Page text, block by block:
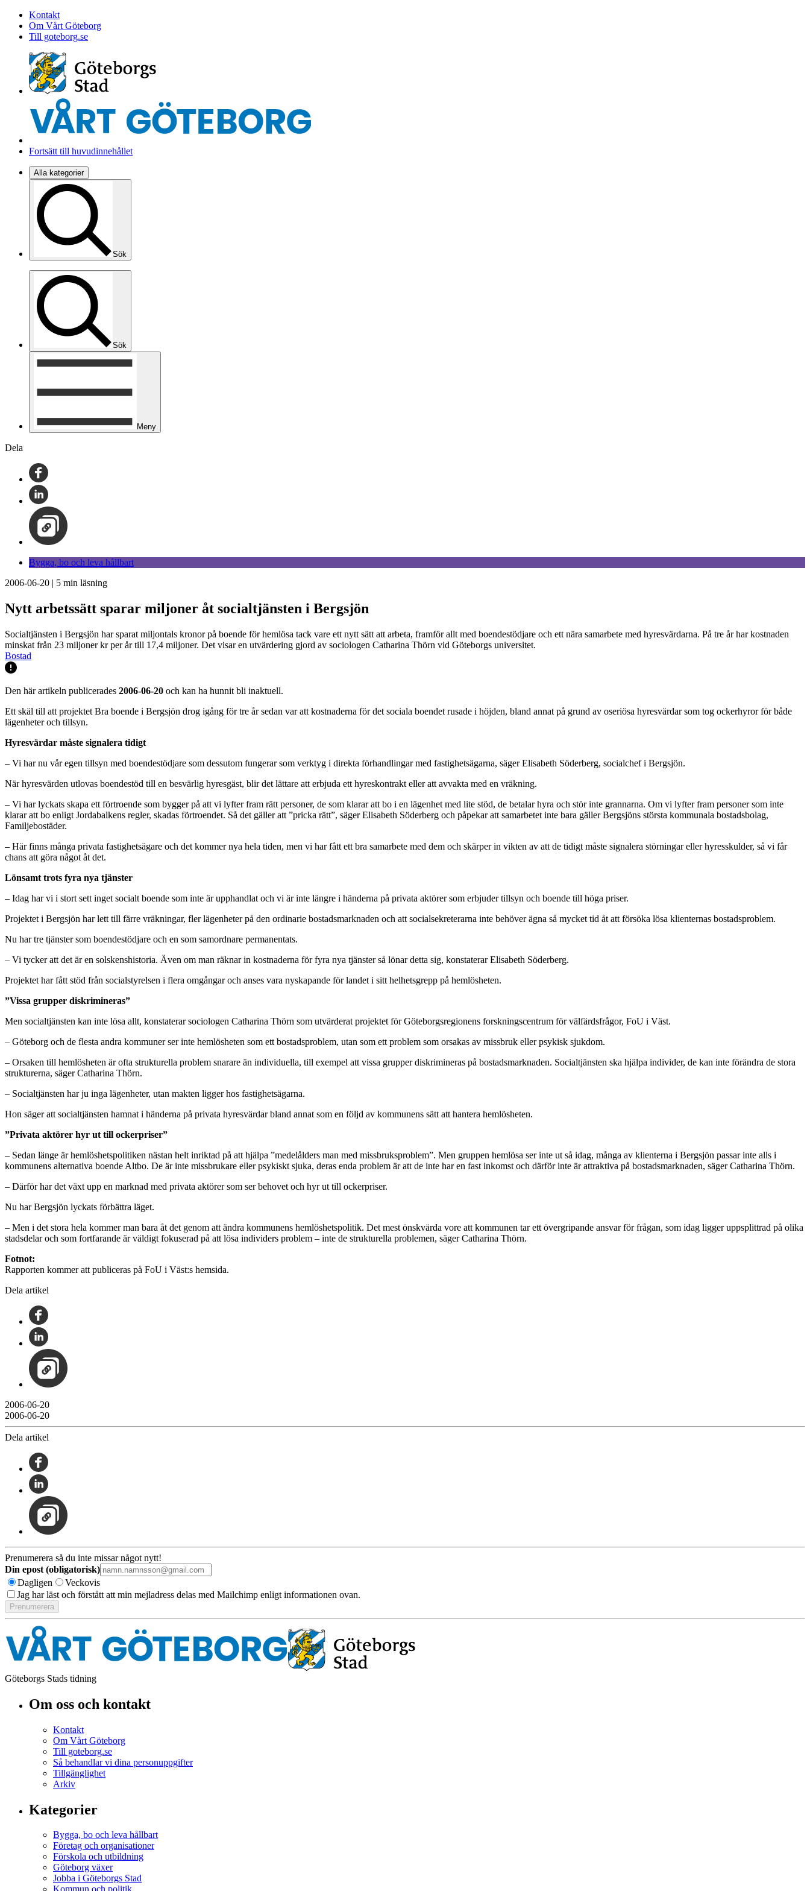
Kontakt
Om Vårt Göteborg
Till goteborg.se
Fortsätt till huvudinnehållet
Alla kategorier
Sök
Sök
Meny
Dela
Bygga, bo och leva hållbart
2006-06-20 | 5 min läsning
Nytt arbetssätt sparar miljoner åt socialtjänsten i Bergsjön
Socialtjänsten i Bergsjön har sparat miljontals kronor på boende för hemlösa tack vare ett nytt sätt att arbeta, framför allt med boendestödjare och ett nära samarbete med hyresvärdarna. På tre år har kostnaden
minskat från 23 miljoner kr per år till 17,4 miljoner. Det visar en utvärdering gjord av sociologen Catharina Thörn vid Göteborgs universitet.
Bostad
Den här artikeln publicerades 2006-06-20 och kan ha hunnit bli inaktuell.
Ett skäl till att projektet Bra boende i Bergsjön drog igång för tre år sedan var att kostnaderna för det sociala boendet rusade i höjden, bland annat på grund av oseriösa hyresvärdar som tog ockerhyror för både
lägenheter och tillsyn.
Hyresvärdar måste signalera tidigt
– Vi har nu vår egen tillsyn med boendestödjare som dessutom fungerar som verktyg i direkta förhandlingar med fastighetsägarna, säger Elisabeth Söderberg, socialchef i Bergsjön.
När hyresvärden utlovas boendestöd till en besvärlig hyresgäst, blir det lättare att erbjuda ett hyreskontrakt eller att avvakta med en vräkning.
– Vi har lyckats skapa ett förtroende som bygger på att vi lyfter fram rätt personer, de som klarar att bo i en lägenhet med lite stöd, de betalar hyra och stör inte grannarna. Om vi lyfter fram personer som inte
klarar att bo enligt Jordabalkens regler, skadas förtroendet. Så det gäller att ”pricka rätt”, säger Elisabeth Söderberg och påpekar att samarbetet inte bara gäller Bergsjöns största kommunala bostadsbolag,
Familjebostäder.
– Här finns många privata fastighetsägare och det kommer nya hela tiden, men vi har fått ett bra samarbete med dem och skärper in vikten av att de tidigt måste signalera störningar eller hyresskulder, så vi får
chans att göra något åt det.
Lönsamt trots fyra nya tjänster
– Idag har vi i stort sett inget socialt boende som inte är upphandlat och vi är inte längre i händerna på privata aktörer som erbjuder tillsyn och boende till höga priser.
Projektet i Bergsjön har lett till färre vräkningar, fler lägenheter på den ordinarie bostadsmarknaden och att socialsekreterarna inte behöver ägna så mycket tid åt att försöka lösa klienternas bostadsproblem.
Nu har tre tjänster som boendestödjare och en som samordnare permanentats.
– Vi tycker att det är en solskenshistoria. Även om man räknar in kostnaderna för fyra nya tjänster så lönar detta sig, konstaterar Elisabeth Söderberg.
Projektet har fått stöd från socialstyrelsen i flera omgångar och anses vara nyskapande för landet i sitt helhetsgrepp på hemlösheten.
”Vissa grupper diskrimineras”
Men socialtjänsten kan inte lösa allt, konstaterar sociologen Catharina Thörn som utvärderat projektet för Göteborgsregionens forskningscentrum för välfärdsfrågor, FoU i Väst.
– Göteborg och de flesta andra kommuner ser inte hemlösheten som ett bostadsproblem, utan som ett problem som orsakas av missbruk eller psykisk sjukdom.
– Orsaken till hemlösheten är ofta strukturella problem snarare än individuella, till exempel att vissa grupper diskrimineras på bostadsmarknaden. Socialtjänsten ska hjälpa individer, de kan inte förändra de stora
strukturerna, säger Catharina Thörn.
– Socialtjänsten har ju inga lägenheter, utan makten ligger hos fastighetsägarna.
Hon säger att socialtjänsten hamnat i händerna på privata hyresvärdar bland annat som en följd av kommunens sätt att hantera hemlösheten.
”Privata aktörer hyr ut till ockerpriser”
– Sedan länge är hemlöshetspolitiken nästan helt inriktad på att hjälpa ”medelålders man med missbruksproblem”. Men gruppen hemlösa ser inte ut så idag, många av klienterna i Bergsjön passar inte alls i
kommunens alternativa boende Altbo. De är inte missbrukare eller psykiskt sjuka, deras enda problem är att de inte har en fast inkomst och därför inte är attraktiva på bostadsmarknaden, säger Catharina Thörn.
– Därför har det växt upp en marknad med privata aktörer som ser behovet och hyr ut till ockerpriser.
Nu har Bergsjön lyckats förbättra läget.
– Men i det stora hela kommer man bara åt det genom att ändra kommunens hemlöshetspolitik. Det mest önskvärda vore att kommunen tar ett övergripande ansvar för frågan, som idag ligger uppsplittrad på olika
stadsdelar och som fortfarande är väldigt fokuserad på att lösa individers problem – inte de strukturella problemen, säger Catharina Thörn.
Fotnot:
Rapporten kommer att publiceras på FoU i Väst:s hemsida.
Dela artikel
2006-06-20
2006-06-20
Dela artikel
Prenumerera så du inte missar något nytt!
Din epost (obligatorisk)
Dagligen
Veckovis
Jag har läst och förstått att min mejladress delas med Mailchimp enligt informationen ovan.
Göteborgs Stads tidning
Om oss och kontakt
Kontakt
Om Vårt Göteborg
Till goteborg.se
Så behandlar vi dina personuppgifter
Tillgänglighet
Arkiv
Kategorier
Bygga, bo och leva hållbart
Företag och organisationer
Förskola och utbildning
Göteborg växer
Jobba i Göteborgs Stad